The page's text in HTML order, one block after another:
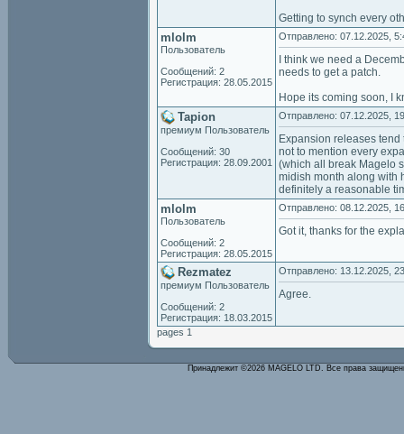
Getting to synch every
mlolm
Пользователь
Сообщений: 2
Регистрация: 28.05.2015
Отправлено: 07.12.2025,
I think we need a
needs to get a patch.
Hope its coming soon, I
Tapion
премиум Пользователь
Сообщений: 30
Регистрация: 28.09.2001
Отправлено: 07.12.2025,
Expansion releases
not to mention every
(which all break Magelo
midish month along with
definitely a reasonable
mlolm
Пользователь
Сообщений: 2
Регистрация: 28.05.2015
Отправлено: 08.12.2025,
Got it, thanks for the
Rezmatez
премиум Пользователь
Сообщений: 2
Регистрация: 18.03.2015
Отправлено: 13.12.2025,
Agree.
pages 1
Принадлежит ©2026 MAGELO LTD. Все права